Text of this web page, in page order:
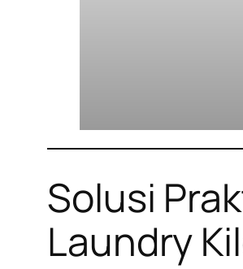
Solusi
Laundry